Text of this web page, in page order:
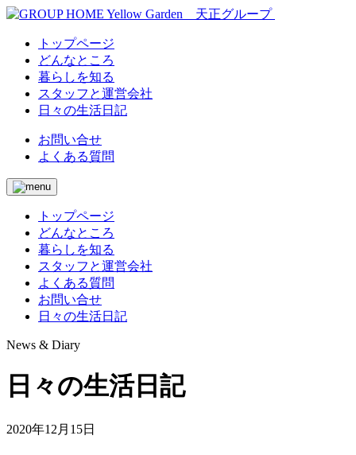
トップページ
どんなところ
暮らしを知る
スタッフと運営会社
日々の生活日記
お問い合せ
よくある質問
トップページ
どんなところ
暮らしを知る
スタッフと運営会社
よくある質問
お問い合せ
日々の生活日記
News & Diary
日々の生活日記
2020年12月15日